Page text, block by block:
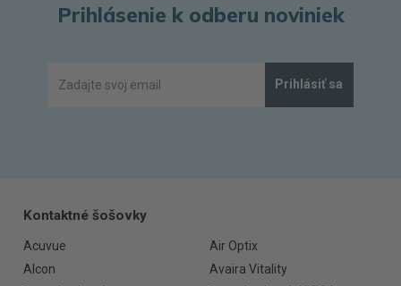
Prihlásenie k odberu noviniek
Prihlásiť sa
Kontaktné šošovky
Acuvue
Air Optix
Alcon
Avaira Vitality